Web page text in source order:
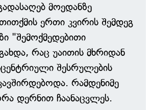
მოედანზე
ერთი კვირის შემდეგ
"შემოქმედებითი
რაც უაითის მხრიდან
შესრულების
რამდენიმე
დერნით ჩაანაცვლეს.